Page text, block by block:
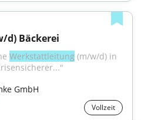
d) Bäckerei
Werkstattleitung (m/w/d) in
GmbH
Vollzeit